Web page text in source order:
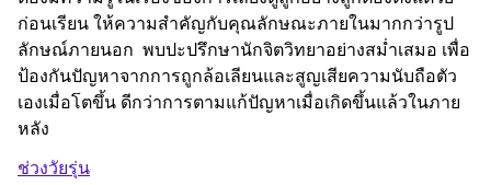
ก่อนเรียน ให้ความสำคัญกับคุณลักษณะภายในมากกว่ารูป
ลักษณ์ภายนอก พบปะปรึกษานักจิตวิทยาอย่างสม่ำเสมอ เพื่อ
ป้องกันปัญหาจากการถูกล้อเลียนและสูญเสียความนับถือตัว
เองเมื่อโตขึ้น ดีกว่าการตามแก้ปัญหาเมื่อเกิดขึ้นแล้วในภาย
หลัง
ช่วงวัยรุ่น